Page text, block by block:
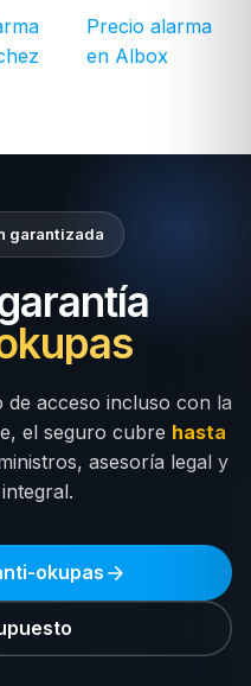
Precio alarma
en Albox
garantizada
de acceso incluso con la
el seguro cubre hasta
asesoría legal y
okupas